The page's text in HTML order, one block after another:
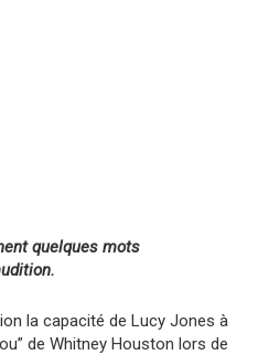
quelques mots
la capacité de Lucy Jones à
de Whitney Houston lors de